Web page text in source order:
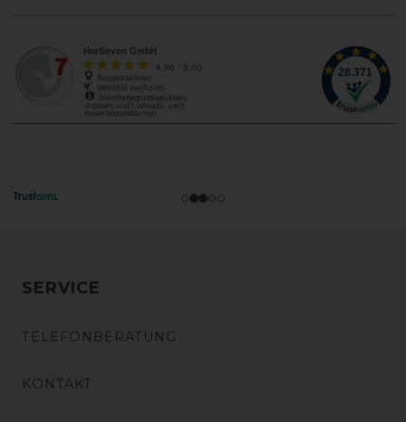
SERVICE
TELEFONBERATUNG
KONTAKT